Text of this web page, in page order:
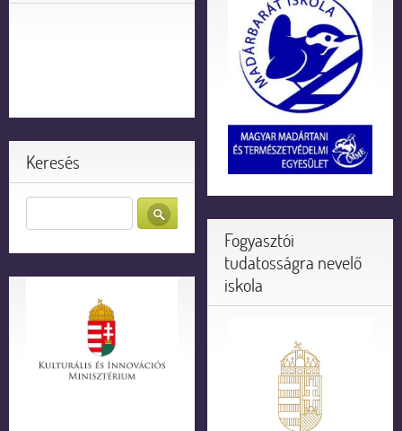
Keresés
Fogyasztói
tudatosságra nevelő
iskola